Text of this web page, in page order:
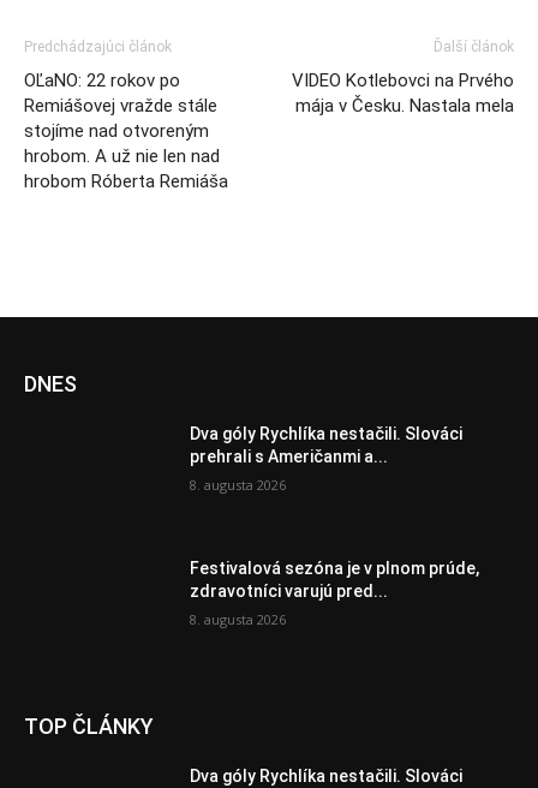
Predchádzajúci článok
OĽaNO: 22 rokov po
Remiášovej vražde stále
stojíme nad otvoreným
hrobom. A už nie len nad
hrobom Róberta Remiáša
Ďalší článok
VIDEO Kotlebovci na Prvého
mája v Česku. Nastala mela
DNES
Dva góly Rychlíka nestačili. Slováci
prehrali s Američanmi a...
8. augusta 2026
Festivalová sezóna je v plnom prúde,
zdravotníci varujú pred...
8. augusta 2026
TOP ČLÁNKY
Dva góly Rychlíka nestačili. Slováci